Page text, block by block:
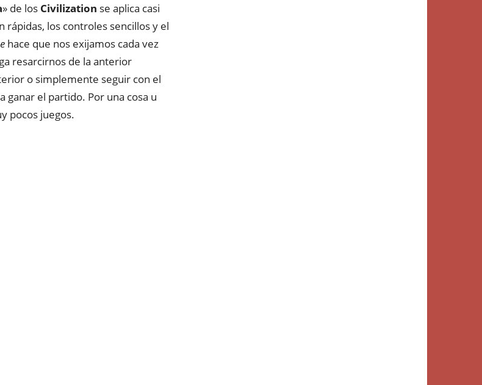
» de los Civilization se aplica casi
rápidas, los controles sencillos y el
hace que nos exijamos cada vez
resarcirnos de la anterior
o simplemente seguir con el
ganar el partido. Por una cosa u
pocos juegos.